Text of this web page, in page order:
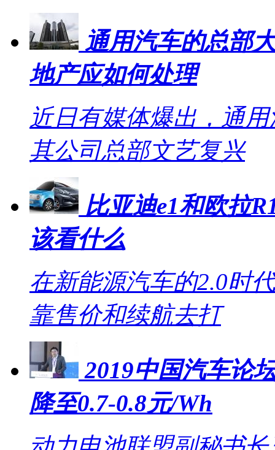
通用汽车的总部
地产应如何处理
近日有媒体爆出，通
其公司总部文艺复兴
比亚迪e1和欧拉
该看什么
在新能源汽车的2.0时
靠售价和续航去打
2019中国汽车论
降至0.7-0.8元/Wh